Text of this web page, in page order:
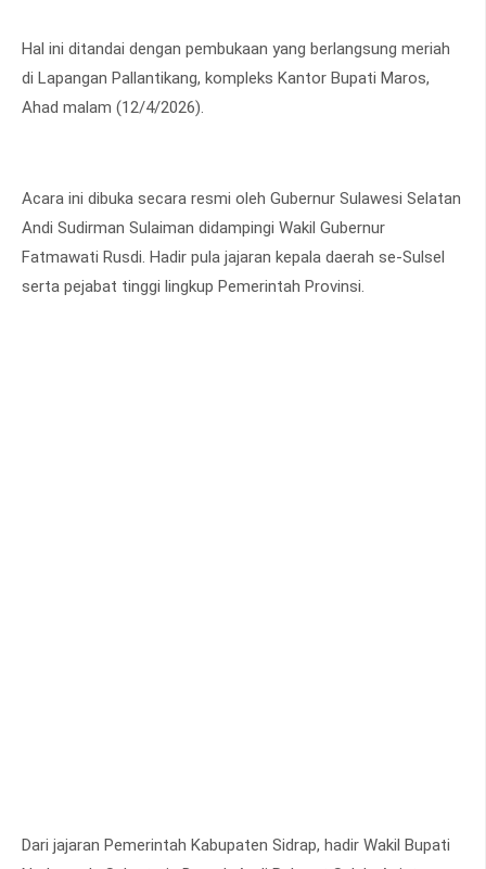
Hal ini ditandai dengan pembukaan yang berlangsung meriah
di Lapangan Pallantikang, kompleks Kantor Bupati Maros,
Ahad malam (12/4/2026).
Acara ini dibuka secara resmi oleh Gubernur Sulawesi Selatan
Andi Sudirman Sulaiman didampingi Wakil Gubernur
Fatmawati Rusdi. Hadir pula jajaran kepala daerah se-Sulsel
serta pejabat tinggi lingkup Pemerintah Provinsi.
Dari jajaran Pemerintah Kabupaten Sidrap, hadir Wakil Bupati